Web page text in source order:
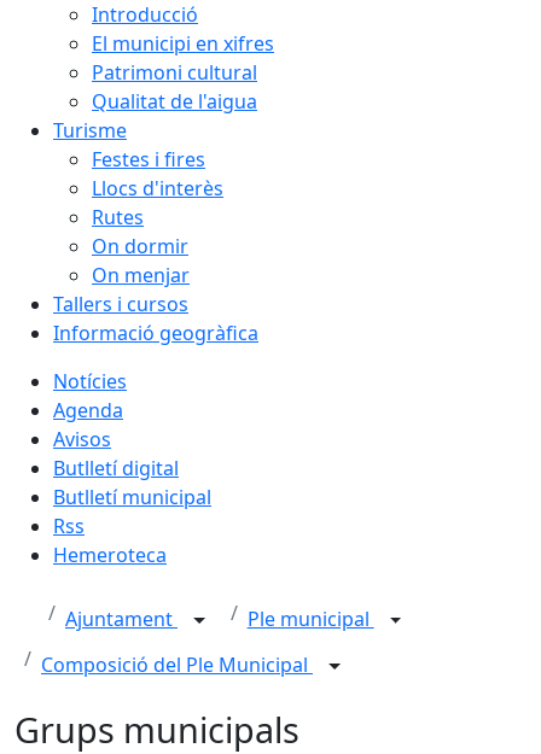
Introducció
El municipi en xifres
Patrimoni cultural
Qualitat de l'aigua
Turisme
Festes i fires
Llocs d'interès
Rutes
On dormir
On menjar
Tallers i cursos
Informació geogràfica
Notícies
Agenda
Avisos
Butlletí digital
Butlletí municipal
Rss
Hemeroteca
Ajuntament
Ple municipal
Composició del Ple Municipal
Grups municipals